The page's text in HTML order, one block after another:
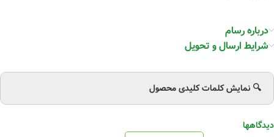
درباره رسام
شرایط ارسال و تحویل
🔍 نمایش کلمات کلیدی محصول
دیدگاهها